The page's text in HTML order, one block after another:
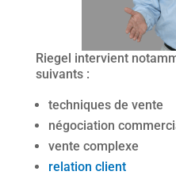
Riegel intervient
suivants :
techniques de vente
négociation
vente complexe
relation client